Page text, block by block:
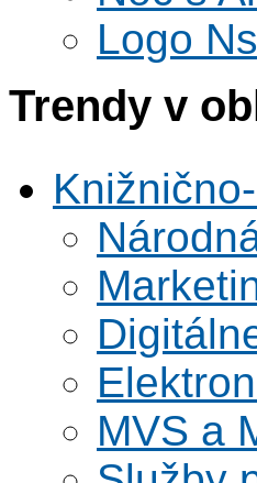
Logo
Trendy v
MVS a